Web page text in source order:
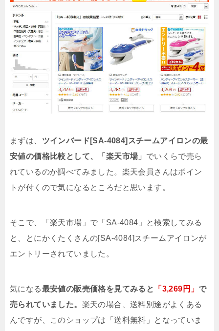
まずは、 ツインバード[SA-4084]スチームアイロンの最
安値の価格比較として、
「楽天市場」 でいくらで売ら
れているのか調べてみました。 楽天会員さんはポイン
トが付くので気になるところだと思います。
そこで、「楽天市場」で「SA-4084」と検索してみる
と、とにかくたくさんの[SA-4084]スチームアイロンが
エントリーされていました。
気になる最安値の販売価格を見てみると 「3,269円」で
売られていました。 楽天の場合、送料別途がよくある
んですが、このショップは「送料無料」となっていま